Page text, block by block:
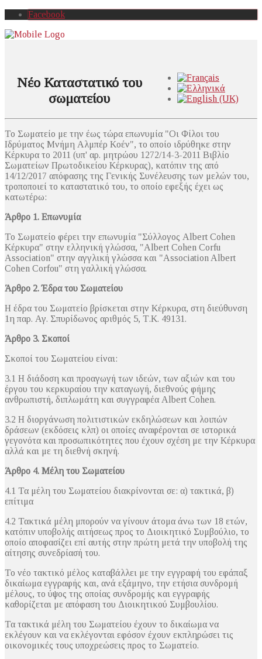
Facebook
Νέο Καταστατικό του
σωματείου
Το Σωματείο με την έως τώρα επωνυμία "Οι Φίλοι του
Ιδρύματος Μνήμη Aλμπέρ Κοέν", το οποίο ιδρύθηκε στην
Κέρκυρα το 2011 (υπ' αρ. μητρώου 1272/14-3-2011 Βιβλίο
Σωματείων Πρωτοδικείου Κέρκυρας), κατόπιν της από
14/12/2017 απόφασης της Γενικής Συνέλευσης των μελών του,
τροποποιεί το καταστατικό του, το οποίο εφεξής έχει ως
κατωτέρω:
Άρθρο 1. Επωνυμία
Το Σωματείο φέρει την επωνυμία "Σύλλογος Albert Cohen
Κέρκυρα" στην ελληνική γλώσσα, "Albert Cohen Corfu
Association" στην αγγλική γλώσσα και "Association Albert
Cohen Corfou" στη γαλλική γλώσσα.
Άρθρο 2. Έδρα του Σωματείου
Η έδρα του Σωματείο βρίσκεται στην Κέρκυρα, στη διεύθυνση
1η παρ. Αγ. Σπυρίδωνος αριθμός 5, Τ.Κ. 49131.
Άρθρο 3. Σκοποί
Σκοποί του Σωματείου είναι:
3.1 Η διάδοση και προαγωγή των ιδεών, των αξιών και του
έργου του κερκυραίου την καταγωγή, διεθνούς φήμης
ανθρωπιστή, διπλωμάτη και συγγραφέα Albert Cohen.
3.2 Η διοργάνωση πολιτιστικών εκδηλώσεων και λοιπών
δράσεων (εκδόσεις κλπ) οι οποίες αναφέρονται σε ιστορικά
γεγονότα και προσωπικότητες που έχουν σχέση με την Κέρκυρα
αλλά και με τη διεθνή σκηνή.
Άρθρο 4. Μέλη του Σωματείου
4.1 Τα μέλη του Σωματείου διακρίνονται σε: α) τακτικά, β)
επίτιμα
4.2 Τακτικά μέλη μπορούν να γίνουν άτομα άνω των 18 ετών,
κατόπιν υποβολής αιτήσεως προς το Διοικητικό Συμβούλιο, το
οποίο αποφασίζει επί αυτής στην πρώτη μετά την υποβολή της
αίτησης συνεδρίασή του.
Το νέο τακτικό μέλος καταβάλλει με την εγγραφή του εφάπαξ
δικαίωμα εγγραφής και, ανά εξάμηνο, την ετήσια συνδρομή
μέλους, το ύψος της οποίας συνδρομής και εγγραφής
καθορίζεται με απόφαση του Διοικητικού Συμβουλίου.
Τα τακτικά μέλη του Σωματείου έχουν το δικαίωμα να
εκλέγουν και να εκλέγονται εφόσον έχουν εκπληρώσει τις
οικονομικές τους υποχρεώσεις προς το Σωματείο.